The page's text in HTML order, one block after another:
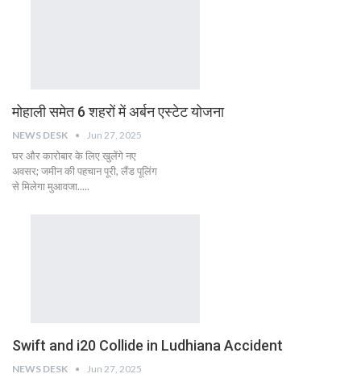
मोहाली समेत 6 शहरों में अर्बन एस्टेट योजना
NEWS DESK Jun 27, 2025
घर और कारोबार के लिए खुलेंगे नए
अवसर; जमीन की पहचान पूरी, लैंड पूलिंग
से मिलेगा मुआवजा.....
Swift and i20 Collide in Ludhiana Accident
NEWS DESK Jun 27, 2025